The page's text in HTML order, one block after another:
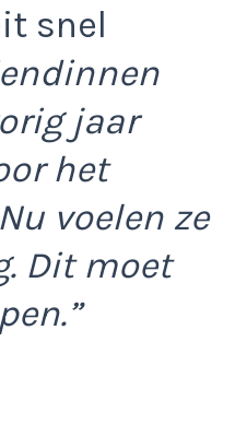
snel
jaar
het
voelen ze
Dit moet